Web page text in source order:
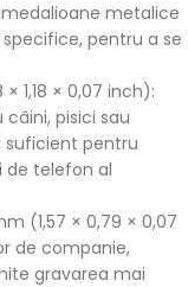
metalice
pentru a se
1,18 × 0,07 inch):
pisici sau
suficient pentru
de telefon al
(1,57 × 0,79 × 0,07
de companie,
gravarea mai